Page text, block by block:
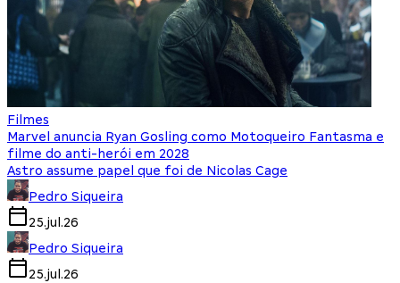
Filmes
Marvel anuncia Ryan Gosling como Motoqueiro Fantasma e
filme do anti-herói em 2028
Astro assume papel que foi de Nicolas Cage
Pedro Siqueira
25.jul.26
Pedro Siqueira
25.jul.26